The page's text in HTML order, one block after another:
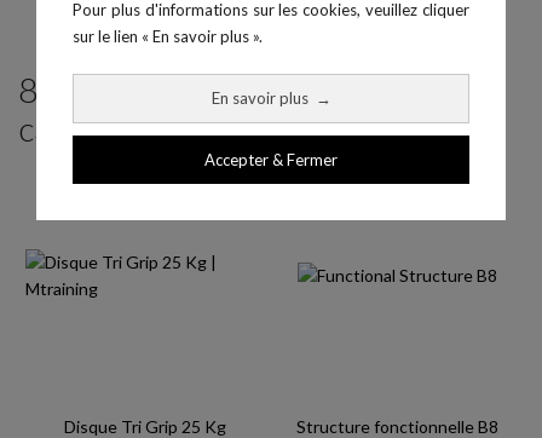
Pour plus d'informations sur les cookies, veuillez cliquer
sur le lien « En savoir plus ».
En savoir plus →
Accepter & Fermer
8 produits parmi ceux de la même
catégorie :
Disque Tri Grip 25 Kg Structure fonctionnelle B8